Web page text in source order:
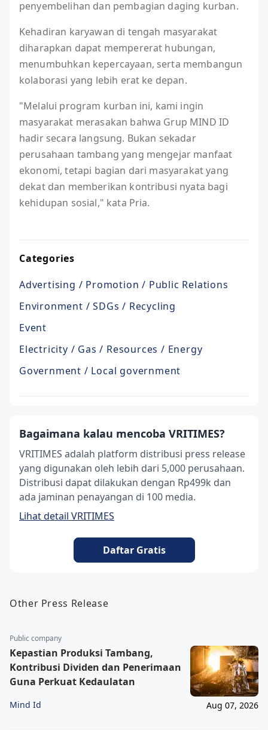
penyembelihan dan pembagian daging kurban.
Kehadiran karyawan di tengah masyarakat
diharapkan dapat mempererat hubungan,
menumbuhkan kepercayaan, serta membangun
kolaborasi yang lebih erat ke depan.
"Melalui program kurban ini, kami ingin
masyarakat merasakan bahwa Grup MIND ID
hadir secara langsung. Bukan sekadar
perusahaan tambang yang mengejar manfaat
ekonomi, tetapi bagian dari masyarakat yang
dekat dan memberikan kontribusi nyata bagi
kehidupan sosial," kata Pria.
Categories
Advertising / Promotion / Public Relations
Environment / SDGs / Recycling
Event
Electricity / Gas / Resources / Energy
Government / Local government
Bagaimana kalau mencoba VRITIMES?
VRITIMES adalah platform distribusi press release
yang digunakan oleh lebih dari 5,000 perusahaan.
Distribusi dapat dilakukan dengan Rp499k dan
ada jaminan penayangan di 100 media.
Lihat detail VRITIMES
Daftar Gratis
Other Press Release
Public company
Kepastian Produksi Tambang,
Kontribusi Dividen dan Penerimaan
Guna Perkuat Kedaulatan
Mind Id Aug 07, 2026